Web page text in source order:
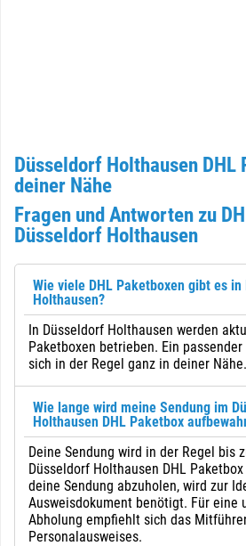
Düsseldorf Holthausen DHL
deiner Nähe
Fragen und Antworten zu
Düsseldorf Holthausen
Wie viele DHL Paketboxen gibt es in
Holthausen?
In Düsseldorf Holthausen werden
Paketboxen betrieben. Ein
sich in der Regel ganz in deiner Nähe.
Wie lange wird meine Sendung im
Holthausen DHL Paketbox
Deine Sendung wird in der Regel bis
Düsseldorf Holthausen DHL
deine Sendung abzuholen, wird zur
Ausweisdokument benötigt. Für eine
Abholung empfiehlt sich das
Personalausweises.